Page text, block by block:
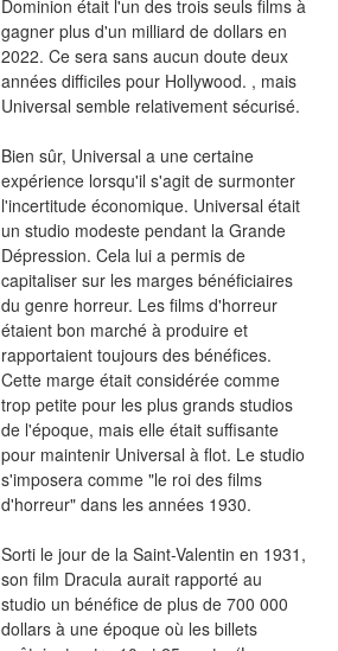
Dominion était l'un des trois seuls films à
gagner plus d'un milliard de dollars en
2022. Ce sera sans aucun doute deux
années difficiles pour Hollywood. , mais
Universal semble relativement sécurisé.
Bien sûr, Universal a une certaine
expérience lorsqu'il s'agit de surmonter
l'incertitude économique. Universal était
un studio modeste pendant la Grande
Dépression. Cela lui a permis de
capitaliser sur les marges bénéficiaires
du genre horreur. Les films d'horreur
étaient bon marché à produire et
rapportaient toujours des bénéfices.
Cette marge était considérée comme
trop petite pour les plus grands studios
de l'époque, mais elle était suffisante
pour maintenir Universal à flot. Le studio
s'imposera comme "le roi des films
d'horreur" dans les années 1930.
Sorti le jour de la Saint-Valentin en 1931,
son film Dracula aurait rapporté au
studio un bénéfice de plus de 700 000
dollars à une époque où les billets